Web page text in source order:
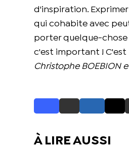
d'inspiration.
qui cohabite avec
porter quelque-chose
c'est important ! C'est
Christophe BOEBION
À LIRE AUSSI